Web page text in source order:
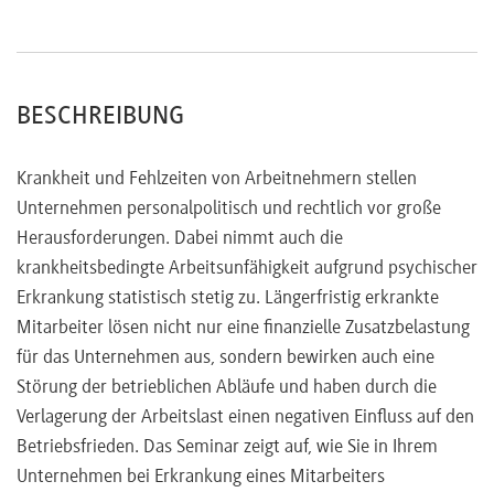
BESCHREIBUNG
Krankheit und Fehlzeiten von Arbeitnehmern stellen
Unternehmen personalpolitisch und rechtlich vor große
Herausforderungen. Dabei nimmt auch die
krankheitsbedingte Arbeitsunfähigkeit aufgrund psychischer
Erkrankung statistisch stetig zu. Längerfristig erkrankte
Mitarbeiter lösen nicht nur eine finanzielle Zusatzbelastung
für das Unternehmen aus, sondern bewirken auch eine
Störung der betrieblichen Abläufe und haben durch die
Verlagerung der Arbeitslast einen negativen Einfluss auf den
Betriebsfrieden. Das Seminar zeigt auf, wie Sie in Ihrem
Unternehmen bei Erkrankung eines Mitarbeiters